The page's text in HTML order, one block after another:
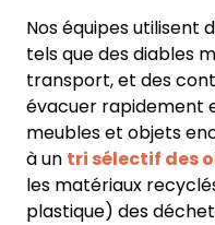
Nos équipes utilisent
tels que des diables
transport, et des
évacuer rapidement
meubles et objets
à un tri sélectif des
les matériaux
plastique) des